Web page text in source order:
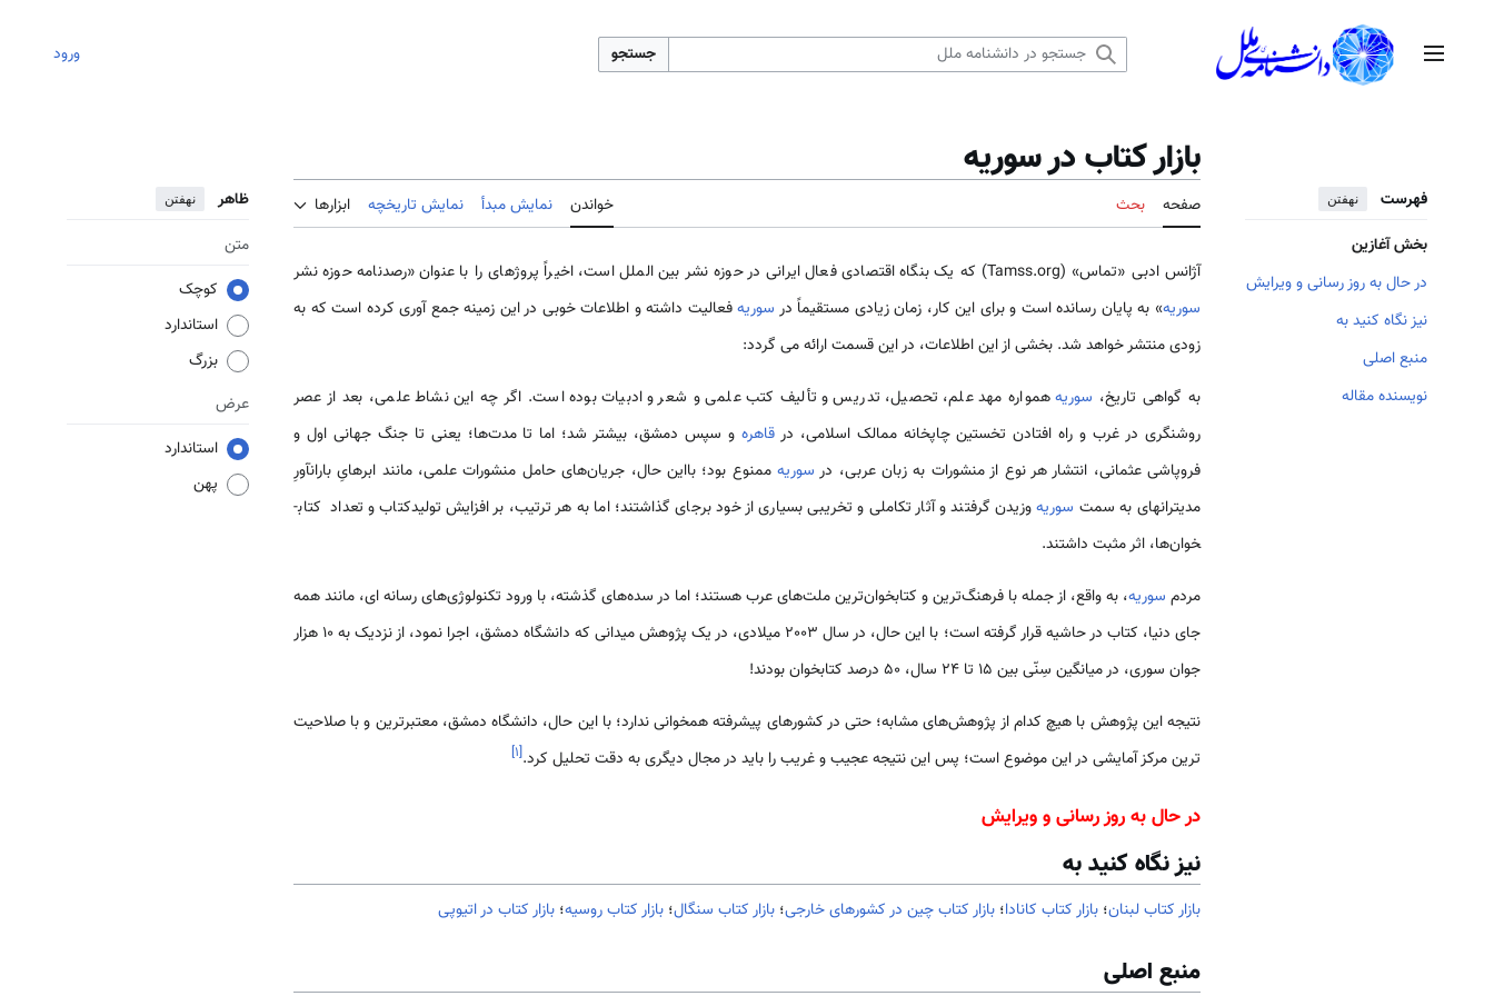
منوی اصلی جستجو ورود
فهرست نهفتن
بخش آغازین
در حال به روز رسانی و ویرایش
نیز نگاه کنید به
منبع اصلی
نویسنده مقاله
بازار کتاب در سوریه
صفحه بحث خواندن نمایش مبدأ نمایش تاریخچه ابزارها ظاهر نهفتن
متن
کوچک
استاندارد
بزرگ
عرض
استاندارد
پهن
آژانس ادبی «تماس» (Tamss.org) که یک بنگاه اقتصادی فعال ایرانی در حوزه نشر بین الملل ‌‌‌‌است، اخیراً پروژه­ای را با عنوان «رصدنامه حوزه نشر
سوریه» به پایان رسانده ‌‌‌‌است و برای این کار، زمان زیادی مستقیماً در سوریهفعالیت داشته و اطلاعات خوبی در این زمینه جمع آوری کرده ‌‌‌‌است که به
زودی منتشر خواهد شد. بخشی از این اطلاعات، در این قسمت ارائه می ­گردد:
به گواهی تاریخ، سوریههمواره مهد علم، تحصیل، تدریس و تألیف کتب علمی و شعر و ادبیات بوده ‌‌‌‌است. اگر چه این نشاط علمی، بعد از عصر
روشنگری در غرب و راه افتادن تخستین چاپخانه ممالک اسلامی، درقاهره و سپس دمشق، بیشتر شد؛ اما تا مدت‌‌ها؛ یعنی تا جنگ ‌‌‌جهانی اول و
فروپاشی عثمانی، انتشار هر نوع از منشورات به زبان عربی، در سوریه ممنوع بود؛ بااین حال، جریان‌‌های حامل منشورات علمی، مانند ابر‌‌هایِ باران­آورِ
مدیترانه­ای به سمت سوریهوزیدن گرفتند و آثار تکاملی و تخریبی بسیاری از خود برجای گذاشتند؛ اما به هر ترتیب، بر افزایش تولیدکتاب و تعداد کتاب­
خوان­‌‌ها، اثر مثبت داشتند.
مردم سوریه، به واقع، از جمله با فرهنگ­‌‌‌ترین و کتاب­خوان­‌‌‌ترین ملت‌‌های عرب هستند؛ اما در سده­‌‌های گذشته، با ورود تکنولوژی­‌‌های رسانه ­ای، مانند همه
جای دنیا، کتاب در حاشیه قرار گرفته ‌‌‌‌است؛ با این حال، در سال 2003 میلادی، در یک پژوهش میدانی که دانشگاه دمشق، اجرا نمود، از نزدیک به 10 هزار
جوان سوری، در میانگین سِنّی بین 15 تا 24 سال، 50 درصد کتاب­خوان بودند!
نتیجه این پژوهش با هیچ کدام از پژوهش‌‌های مشابه؛ حتی در کشور‌‌های پیشرفته هم­خوانی ندارد؛ با این حال، دانشگاه دمشق، معتبر‌‌‌ترین و با صلاحیت­‌‌‌
ترین مرکز آمایشی در این موضوع ‌‌‌‌است؛ پس این نتیجه عجیب و غریب را باید در مجال دیگری به دقت تحلیل کرد.[۱]
در حال به روز رسانی و ویرایش
نیز نگاه کنید به
بازار کتاب لبنان؛ بازار کتاب کانادا؛ بازار کتاب چین در کشورهای خارجی؛ بازار کتاب سنگال؛ بازار کتاب روسیه؛ بازار کتاب در اتیوپی
منبع اصلی